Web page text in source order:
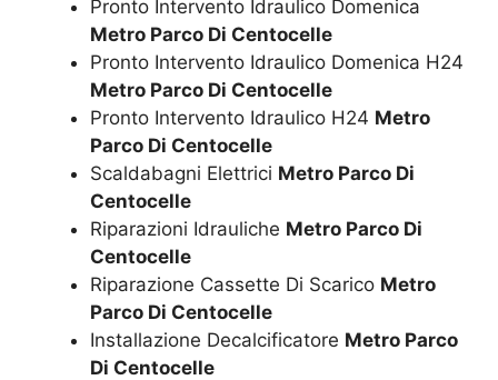
Pronto Intervento Idraulico Domenica
Metro Parco Di Centocelle
Pronto Intervento Idraulico Domenica H24
Metro Parco Di Centocelle
Pronto Intervento Idraulico H24 Metro
Parco Di Centocelle
Scaldabagni Elettrici Metro Parco Di
Centocelle
Riparazioni Idrauliche Metro Parco Di
Centocelle
Riparazione Cassette Di Scarico Metro
Parco Di Centocelle
Installazione Decalcificatore Metro Parco
Di Centocelle